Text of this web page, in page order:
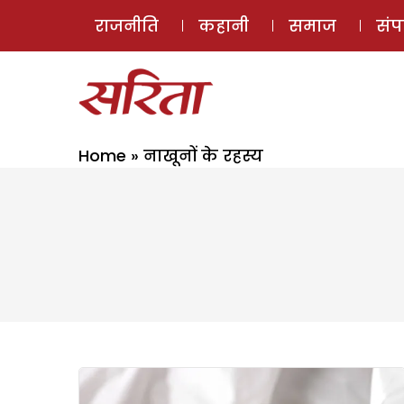
राजनीति कहानी समाज
Home » नाखूनों के रहस्य